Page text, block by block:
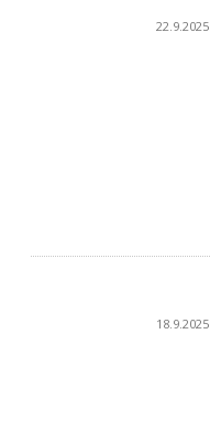
22.9.2025
18.9.2025